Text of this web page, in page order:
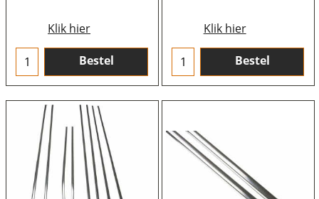
Klik hier
Bestel
Klik hier
Bestel